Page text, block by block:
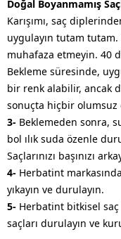
Doğal Boyanmamış
Karışımı, saç
uygulayın tutam tutam.
muhafaza etmeyin. 40
Bekleme süresinde,
bir renk alabilir, ancak
sonuçta hiçbir olumsuz
3- Beklemeden sonra,
bol ılık suda özenle
Saçlarınızı başınızı
4- Herbatint
yıkayın ve durulayın.
5- Herbatint bitkisel
saçları durulayın ve